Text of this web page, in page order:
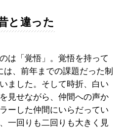
と違った
は「覚悟」。覚悟を持って
、前年までの課題だった制
ました。そして時折、白い
見せながら、仲間への声か
ーした仲間にいらだってい
一回りも二回りも大きく見